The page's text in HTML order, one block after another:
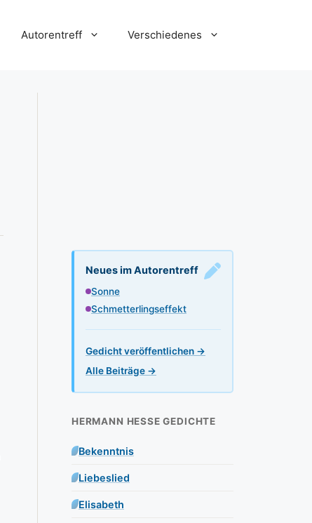
Autorentreff Verschiedenes
Neues im Autorentreff
Sonne
Schmetterlingseffekt
Gedicht veröffentlichen →
Alle Beiträge →
HERMANN HESSE GEDICHTE
Bekenntnis
Liebeslied
Elisabeth